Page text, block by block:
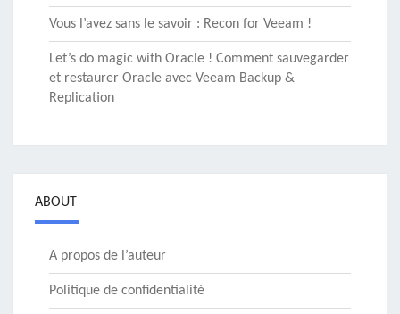
Vous l’avez sans le savoir : Recon for Veeam !
Let’s do magic with Oracle ! Comment sauvegarder
et restaurer Oracle avec Veeam Backup &
Replication
ABOUT
A propos de l’auteur
Politique de confidentialité